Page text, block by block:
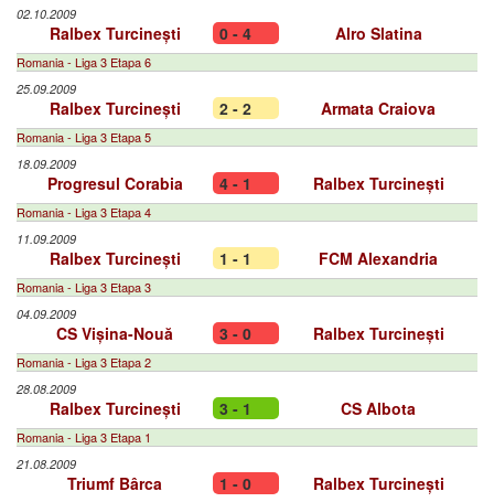
02.10.2009
Ralbex Turcinești 0 - 4 Alro Slatina
Romania - Liga 3 Etapa 6
25.09.2009
Ralbex Turcinești 2 - 2 Armata Craiova
Romania - Liga 3 Etapa 5
18.09.2009
Progresul Corabia 4 - 1 Ralbex Turcinești
Romania - Liga 3 Etapa 4
11.09.2009
Ralbex Turcinești 1 - 1 FCM Alexandria
Romania - Liga 3 Etapa 3
04.09.2009
CS Vișina-Nouă 3 - 0 Ralbex Turcinești
Romania - Liga 3 Etapa 2
28.08.2009
Ralbex Turcinești 3 - 1 CS Albota
Romania - Liga 3 Etapa 1
21.08.2009
Triumf Bârca 1 - 0 Ralbex Turcinești